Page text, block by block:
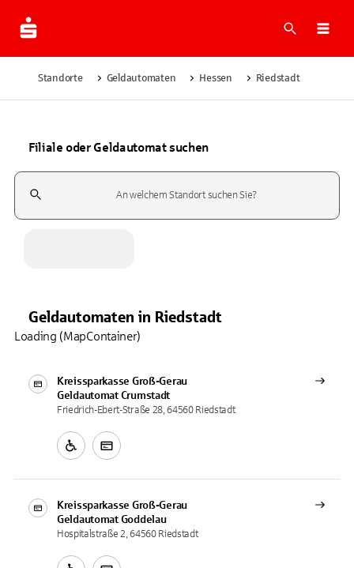
Suche
Standorte Geldautomaten Hessen Riedstadt
Filiale oder Geldautomat suchen
Suchfeld
Geldautomaten in Riedstadt
Kreissparkasse Groß-Gerau
Geldautomat Crumstadt
Friedrich-Ebert-Straße 28, 64560 Riedstadt
Kreissparkasse Groß-Gerau
Geldautomat Goddelau
Hospitalstraße 2, 64560 Riedstadt
Loading (MapContainer)